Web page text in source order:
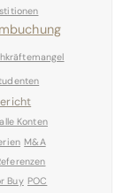
alle Konten
M&A
Buy POC